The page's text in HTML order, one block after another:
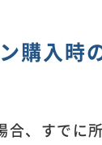
購入時
合、すでに